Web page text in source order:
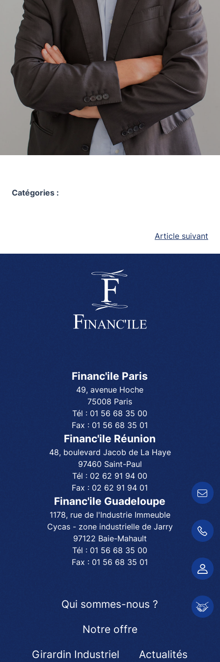
Contactez-nous !
01 56 68 35 00
Espace client
Espace
Catégories :
DE
Article suivant
Financ'ile Paris
49, avenue Hoche
75008 Paris
Tél : 01 56 68 35 00
Fax : 01 56 68 35 01
Financ'ile Réunion
48, boulevard Jacob de La Haye
97460 Saint-Paul
Tél : 02 62 91 94 00
Fax : 02 62 91 94 01
Financ'ile Guadeloupe
1178, rue de l'Industrie Immeuble
Cycas - zone industrielle de Jarry
97122 Baie-Mahault
Tél : 01 56 68 35 00
Fax : 01 56 68 35 01
Qui sommes-nous ?
Notre offre
Girardin Industriel Actualités